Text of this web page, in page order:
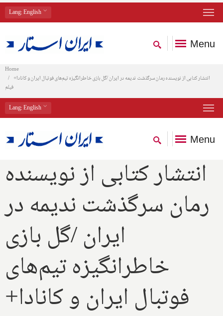
Lang: English
Menu
Home
انتشار کتابی از نویسنده رمان سرگذشت ندیمه در ایران /گل بازی خاطرانگیزه تیم‌های فوتبال ایران و کانادا+
فیلم
Lang: English
Menu
انتشار کتابی از نویسنده
رمان سرگذشت ندیمه در
ایران /گل بازی
خاطرانگیزه تیم‌های
فوتبال ایران و کانادا+